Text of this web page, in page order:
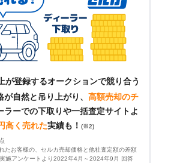
が登録するオークションで競り合う
自然と吊り上がり、 高額売却のチ
ラーでの下取りや一括査定サイトよ
高く売れた実績も！ (※2)
たお客様の、セルカ売却価格と他社査定額の差額
施アンケートより2022年4月～2024年9月 回答